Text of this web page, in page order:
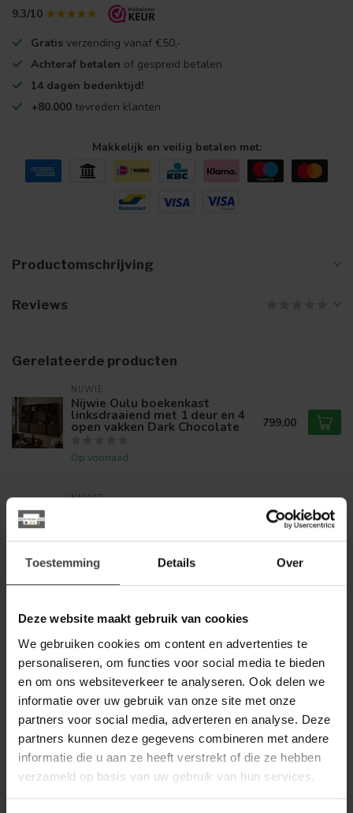
Toestemming Details Over
Deze website maakt gebruik van cookies
We gebruiken cookies om content en advertenties te
personaliseren, om functies voor social media te bieden
en om ons websiteverkeer te analyseren. Ook delen we
informatie over uw gebruik van onze site met onze
partners voor social media, adverteren en analyse. Deze
partners kunnen deze gegevens combineren met andere
informatie die u aan ze heeft verstrekt of die ze hebben
verzameld op basis van uw gebruik van hun services.
9.3/10
Gratis verzending vanaf €50,-
Achteraf betalen of gespreid betalen
14 dagen bedenktijd!
+80.000 tevreden klanten
Makkelijk en veilig betalen met:
Productomschrijving
Reviews
Gerelateerde producten
NIJWIE
Nijwie Oulu boekenkast
linksdraaiend met 1 deur en 4
open vakken Dark Chocolate
Op voorraad
799,00
NIJWIE
Op voorraad
799,00
Label51 LABEL51 Bergkast
Kast
Op voorraad
299,00
STARFURN
Starfurn Vakkenkast Madison
XL Natural | 135 cm
Op voorraad
1.399,00